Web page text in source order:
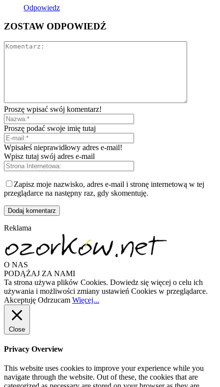
Odpowiedz
ZOSTAW ODPOWIEDŹ
Proszę wpisać swój komentarz!
Proszę podać swoje imię tutaj
Wpisałeś nieprawidłowy adres e-mail!
Wpisz tutaj swój adres e-mail
Zapisz moje nazwisko, adres e-mail i stronę internetową w tej
przeglądarce na następny raz, gdy skomentuję.
Reklama
O NAS
PODĄŻAJ ZA NAMI
Ta strona używa plików Cookies. Dowiedz się więcej o celu ich
używania i możliwości zmiany ustawień Cookies w przeglądarce.
Akceptuję Odrzucam Więcej...
Close
Privacy Overview
This website uses cookies to improve your experience while you
navigate through the website. Out of these, the cookies that are